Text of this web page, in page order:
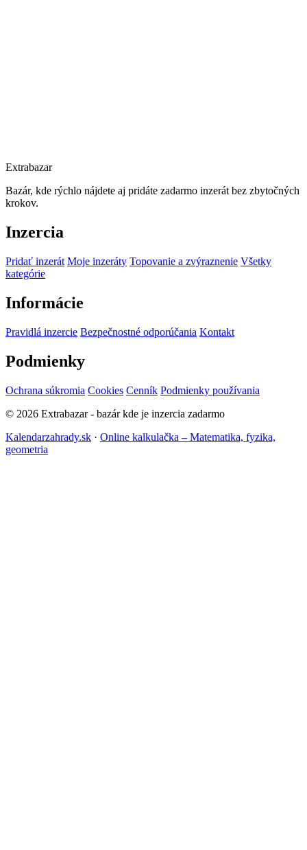
Extrabazar
Bazár, kde rýchlo nájdete aj pridáte zadarmo inzerát bez zbytočných
krokov.
Inzercia
Pridať inzerát Moje inzeráty Topovanie a zvýraznenie Všetky
kategórie
Informácie
Pravidlá inzercie Bezpečnostné odporúčania Kontakt
Podmienky
Ochrana súkromia Cookies Cenník Podmienky používania
© 2026 Extrabazar - bazár kde je inzercia zadarmo
Kalendarzahrady.sk · Online kalkulačka – Matematika, fyzika,
geometria